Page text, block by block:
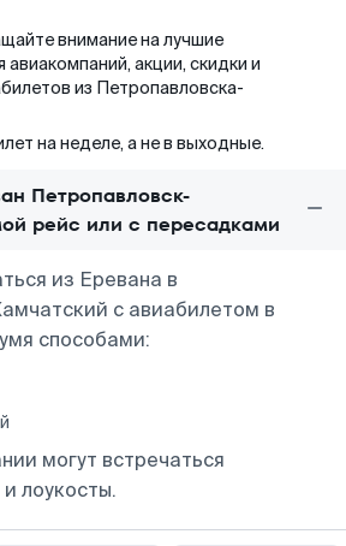
внимание на лучшие
акции, скидки и
из Петропавловска-
на неделе, а не в выходные.
Петропавловск-
рейс или с пересадками
из Еревана в
с авиабилетом в
способами:
могут встречаться
лоукосты.